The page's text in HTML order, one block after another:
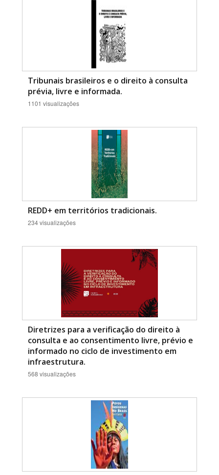
Tribunais brasileiros e o direito à consulta
prévia, livre e informada.
1101 visualizações
REDD+ em territórios tradicionais.
234 visualizações
Diretrizes para a verificação do direito à
consulta e ao consentimento livre, prévio e
informado no ciclo de investimento em
infraestrutura.
568 visualizações